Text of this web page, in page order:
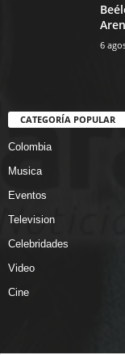
6
CATEGORÍA POPULAR
Colombia
Musica
Eventos
Television
Celebridades
Video
Cine